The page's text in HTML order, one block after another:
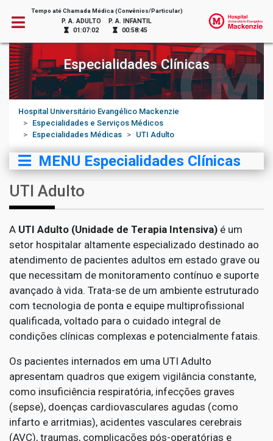
Tempo até Chamada Médica (Convênios/Particular)
P. A. ADULTO
01:07:02
P. A. INFANTIL
00:58:45
Especialidades Clínicas
Hospital Universitário Evangélico Mackenzie
Especialidades e Serviços Médicos
Especialidades Médicas
UTI Adulto
MENU Especialidades Clínicas
UTI Adulto
A UTI Adulto (Unidade de Terapia Intensiva) é um
setor hospitalar altamente especializado destinado ao
atendimento de pacientes adultos em estado grave ou
que necessitam de monitoramento contínuo e suporte
avançado à vida. Trata-se de um ambiente estruturado
com tecnologia de ponta e equipe multiprofissional
qualificada, voltado para o cuidado integral de
condições clínicas complexas e potencialmente fatais.
Os pacientes internados em uma UTI Adulto
apresentam quadros que exigem vigilância constante,
como insuficiência respiratória, infecções graves
(sepse), doenças cardiovasculares agudas (como
infarto e arritmias), acidentes vasculares cerebrais
(AVC), traumas, complicações pós-operatórias e